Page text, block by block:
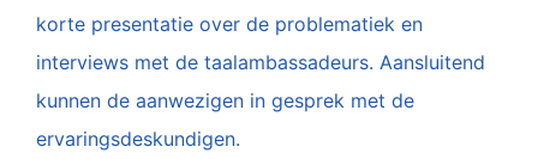
korte presentatie over de problematiek en
interviews met de taalambassadeurs. Aansluitend
kunnen de aanwezigen in gesprek met de
ervaringsdeskundigen.